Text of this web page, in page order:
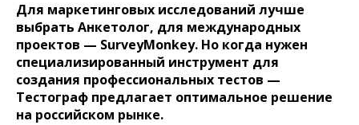
Для маркетинговых исследований лучше
выбрать Анкетолог, для международных
проектов — SurveyMonkey. Но когда нужен
специализированный инструмент для
создания профессиональных тестов —
Тестограф предлагает оптимальное решение
на российском рынке.